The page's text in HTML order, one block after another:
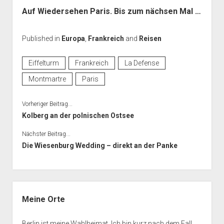
Auf Wiedersehen Paris. Bis zum nächsen Mal …
Published in Europa Frankreich and Reisen
Eiffelturm Frankreich
La Defense
Montmartre
Paris
Vorheriger Beitrag...
Kolberg an der polnischen Ostsee
Nächster Beitrag...
Die Wiesenburg Wedding – direkt an der Panke
Meine Orte